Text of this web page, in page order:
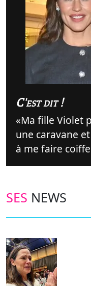
C'est dit !
Ma fille Violet
une caravane
à me faire
SES NEWS